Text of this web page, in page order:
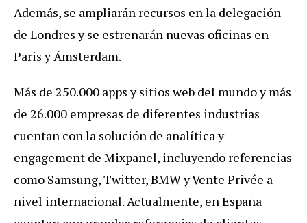
Además, se ampliarán recursos en la delegación
de Londres y se estrenarán nuevas oficinas en
Paris y Ámsterdam.
Más de 250.000 apps y sitios web del mundo y más
de 26.000 empresas de diferentes industrias
cuentan con la solución de analítica y
engagement de Mixpanel, incluyendo referencias
como Samsung, Twitter, BMW y Vente Privée a
nivel internacional. Actualmente, en España